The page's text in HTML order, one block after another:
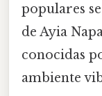
populares
de Ayia
conocidas
ambiente